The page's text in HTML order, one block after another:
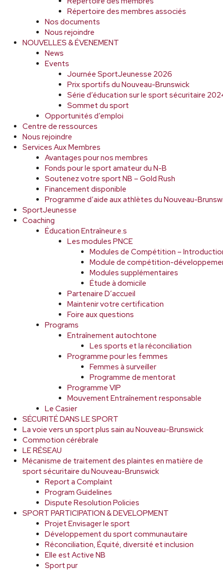
Répertoire des membres associés
Nos documents
Nous rejoindre
NOUVELLES & ÉVENEMENT
News
Events
Journée SportJeunesse 2026
Prix sportifs du Nouveau-Brunswick
Série d’éducation sur le sport sécuritaire
Sommet du sport
Opportunités d’emploi
Centre de ressources
Nous rejoindre
Services Aux Membres
Avantages pour nos membres
Fonds pour le sport amateur du N-B
Soutenez votre sport NB – Gold Rush
Financement disponible
Programme d’aide aux athlètes du Nouveau-
SportJeunesse
Coaching
Éducation Entraîneur.e.s
Les modules PNCE
Modules de Compétition –
Module de compétition-
Modules supplémentaires
Étude à domicile
Partenaire D’accueil
Maintenir votre certification
Foire aux questions
Programs
Entraînement autochtone
Les sports et la réconciliation
Programme pour les femmes
Femmes à surveiller
Programme de mentorat
Programme VIP
Mouvement Entraînement responsable
Le Casier
SÉCURITÉ DANS LE SPORT
La voie vers un sport plus sain au Nouveau-Brunswick
Commotion cérébrale
LE RÉSEAU
Mécanisme de traitement des plaintes en matière de
sport sécuritaire du Nouveau-Brunswick
Report a Complaint
Program Guidelines
Dispute Resolution Policies
SPORT PARTICIPATION & DEVELOPMENT
Projet Envisager le sport
Développement du sport communautaire
Réconciliation, Équité, diversité et inclusion
Elle est Active NB
Sport pur